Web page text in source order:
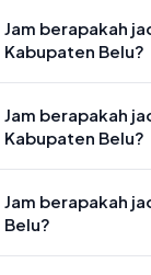
Jam berapakah
Kabupaten Belu?
Jam berapakah
Kabupaten Belu?
Jam berapakah
Belu?